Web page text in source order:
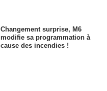
Changement surprise, M6
modifie sa programmation à
cause des incendies !